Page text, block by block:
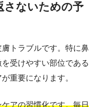
さないための予
トラブルです。特に鼻
受けやすい部位である
重要になります。
アの習慣化です。毎日